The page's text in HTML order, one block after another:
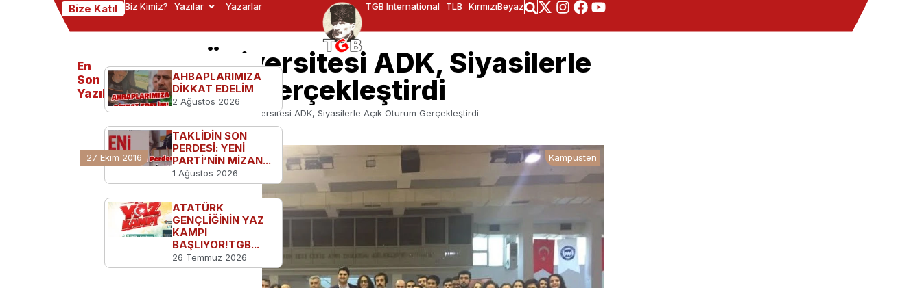
Bize Katıl Biz Kimiz? Yazılar Yazarlar TGB International TLB KırmızıBeyaz
Marmara Üniversitesi ADK, Siyasilerle
Açık Oturum Gerçekleştirdi
Ana Sayfa Kampüsten Marmara Üniversitesi ADK, Siyasilerle Açık Oturum Gerçekleştirdi
27 Ekim 2016 Kampüsten
En
Son
Yazılanlar
AHBAPLARIMIZA
DİKKAT EDELİM
2 Ağustos 2026
TAKLİDİN SON
PERDESİ: YENİ
PARTİ’NİN MİZAN...
1 Ağustos 2026
ATATÜRK
GENÇLİĞİNİN YAZ
KAMPI
BAŞLIYOR!TGB...
26 Temmuz 2026